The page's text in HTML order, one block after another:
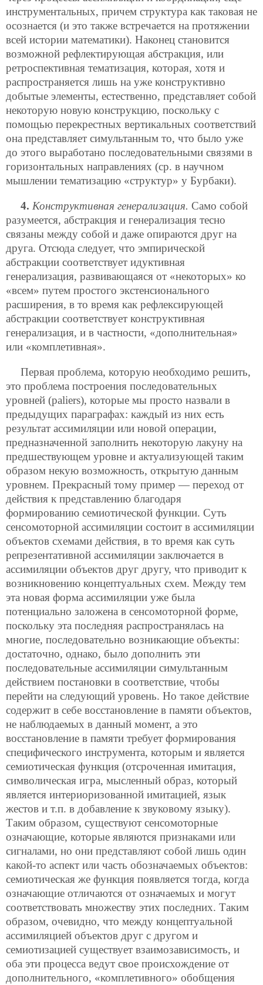
инструментальных, причем структура как таковая не
осознается (и это также встречается на протяжении
всей истории математики). Наконец становится
возможной рефлектирующая абстракция, или
ретроспективная тематизация, которая, хотя и
распространяется лишь на уже конструктивно
добытые элементы, естественно, представляет собой
некоторую новую конструкцию, поскольку с
помощью перекрестных вертикальных соответствий
она представляет симультанным то, что было уже
до этого выработано последовательными связями в
горизонтальных направлениях (ср. в научном
мышлении тематизацию «структур» у Бурбаки).
4. Конструктивная генерализация. Само собой
разумеется, абстракция и генерализация тесно
связаны между собой и даже опираются друг на
друга. Отсюда следует, что эмпирической
абстракции соответствует идуктивная
генерализация, развивающаяся от «некоторых» ко
«всем» путем простого экстенсионального
расширения, в то время как рефлексирующей
абстракции соответствует конструктивная
генерализация, и в частности, «дополнительная»
или «комплетивная».
Первая проблема, которую необходимо решить,
это проблема построения последовательных
уровней (paliers), которые мы просто назвали в
предыдущих параграфах: каждый из них есть
результат ассимиляции или новой операции,
предназначенной заполнить некоторую лакуну на
предшествующем уровне и актуализующей таким
образом некую возможность, открытую данным
уровнем. Прекрасный тому пример — переход от
действия к представлению благодаря
формированию семиотической функции. Суть
сенсомоторной ассимиляции состоит в ассимиляции
объектов схемами действия, в то время как суть
репрезентативной ассимиляции заключается в
ассимиляции объектов друг другу, что приводит к
возникновению концептуальных схем. Между тем
эта новая форма ассимиляции уже была
потенциально заложена в сенсомоторной форме,
поскольку эта последняя распространялась на
многие, последовательно возникающие объекты:
достаточно, однако, было дополнить эти
последовательные ассимиляции симультанным
действием постановки в соответствие, чтобы
перейти на следующий уровень. Но такое действие
содержит в себе восстановление в памяти объектов,
не наблюдаемых в данный момент, а это
восстановление в памяти требует формирования
специфического инструмента, которым и является
семиотическая функция (отсроченная имитация,
символическая игра, мысленный образ, который
является интериоризованной имитацией, язык
жестов и т.п. в добавление к звуковому языку).
Таким образом, существуют сенсомоторные
означающие, которые являются признаками или
сигналами, но они представляют собой лишь один
какой-то аспект или часть обозначаемых объектов:
семиотическая же функция появляется тогда, когда
означающие отличаются от означаемых и могут
соответствовать множеству этих последних. Таким
образом, очевидно, что между концептуальной
ассимиляцией объектов друг с другом и
семиотизацией существует взаимозависимость, и
оба эти процесса ведут свое происхождение от
дополнительного, «комплетивного» обобщения